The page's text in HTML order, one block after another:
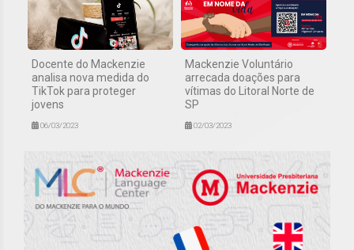
Docente do Mackenzie
analisa nova medida do
TikTok para proteger
jovens
06/03/2023
Mackenzie Voluntário
arrecada doações para
vítimas do Litoral Norte de
SP
02/03/2023